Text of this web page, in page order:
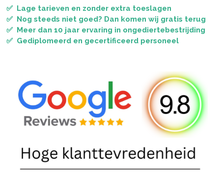
✅ Lage tarieven en zonder extra toeslagen
✅ Nog steeds niet goed? Dan komen wij gratis terug
✅ Meer dan 10 jaar ervaring in ongediertebestrijding
✅ Gediplomeerd en gecertificeerd personeel